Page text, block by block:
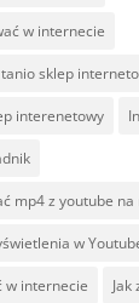
w internecie
sklep
interenetowy
mp4 z youtube na
w
w internecie